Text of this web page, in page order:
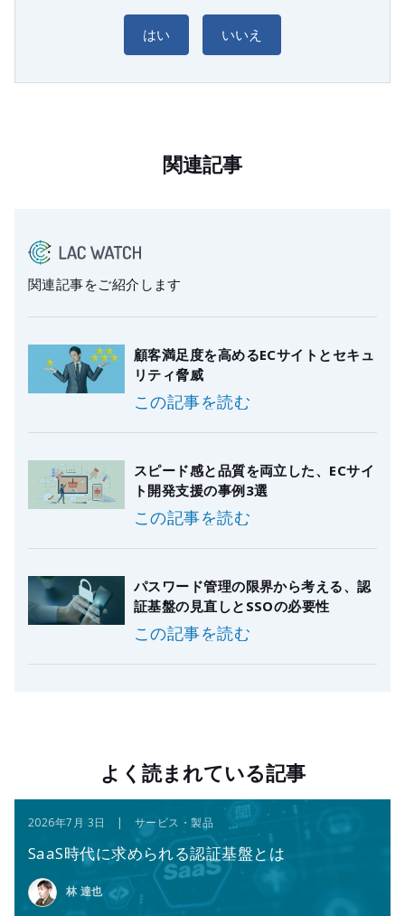
はい いいえ
関連記事
関連記事をご紹介します
顧客満足度を高めるECサイトとセキュ
リティ脅威
この記事を読む
スピード感と品質を両立した、ECサイ
ト開発支援の事例3選
この記事を読む
パスワード管理の限界から考える、認
証基盤の見直しとSSOの必要性
この記事を読む
よく読まれている記事
2026年7月 3日 | サービス・製品
SaaS時代に求められる認証基盤とは
林 達也